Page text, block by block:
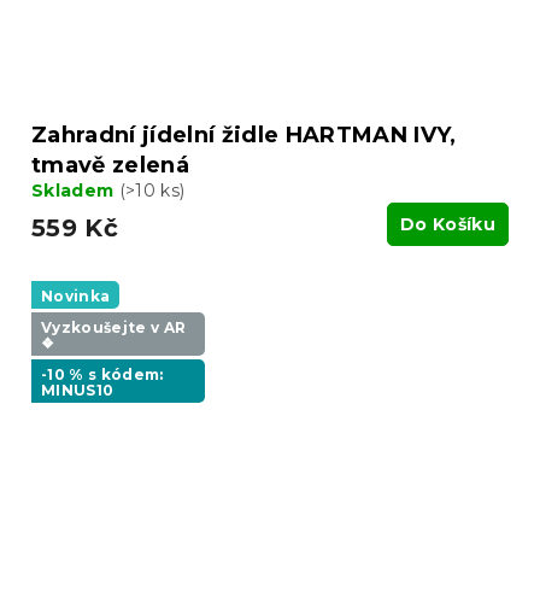
Zahradní jídelní židle HARTMAN IVY,
tmavě zelená
Skladem (>10 ks)
559 Kč Do Košíku
Novinka
Vyzkoušejte v AR
❖
-10 % s kódem:
MINUS10